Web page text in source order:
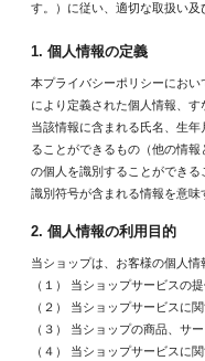
す。）に従い、適切な取扱い及
1. 個人情報の定義
本プライバシーポリシーにお
により定義された個人情報、す
当該情報に含まれる氏名、生
ることができるもの（他の情
の個人を識別することができ
識別符号が含まれる情報を意味
2. 個人情報の利用目的
当ショップは、お客様の個人情
（１） 当ショップサービスの
（２） 当ショップサービスに
（３） 当ショップの商品、サ
（４） 当ショップサービスに